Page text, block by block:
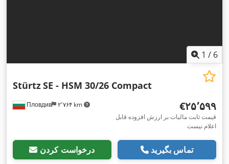
1 / 6
Пловдив ۲٬۷۶۴ km
StürtzSE - HSM 30/26 Compact
‎€۲۵٬۵۹۹
قیمت ثابت مالیات بر ارزش افزوده قابل
اعلام نیست
درخواست کردن تماس بگیرید